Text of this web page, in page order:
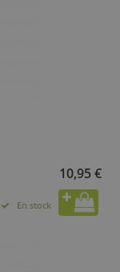
10,95 €
En stock